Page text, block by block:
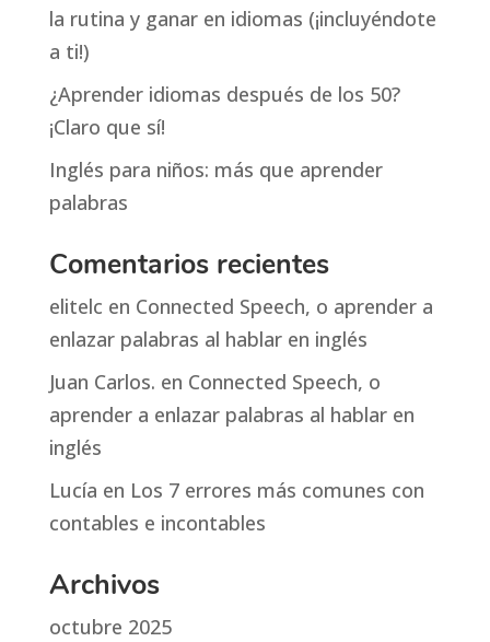
la rutina y ganar en idiomas (¡incluyéndote
a ti!)
¿Aprender idiomas después de los 50?
¡Claro que sí!
Inglés para niños: más que aprender
palabras
Comentarios recientes
elitelc en Connected Speech, o aprender a
enlazar palabras al hablar en inglés
Juan Carlos. en Connected Speech, o
aprender a enlazar palabras al hablar en
inglés
Lucía en Los 7 errores más comunes con
contables e incontables
Archivos
octubre 2025